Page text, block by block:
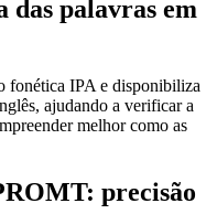
das palavras em
fonética IPA e disponibiliza
ajudando a verificar a
melhor como as
precisão